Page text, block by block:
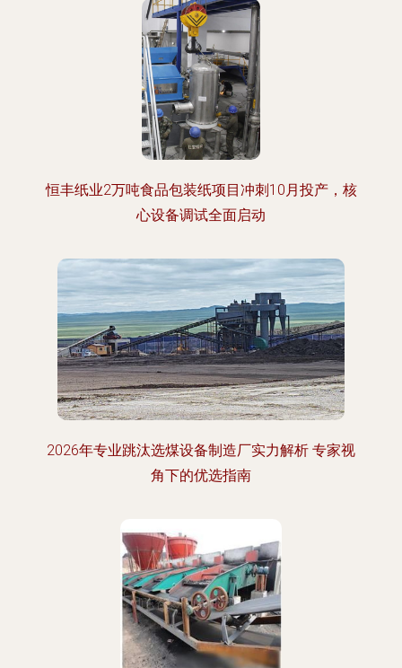
恒丰纸业2万吨食品包装纸项目冲刺10月投产，核
心设备调试全面启动
2026年专业跳汰选煤设备制造厂实力解析 专家视
角下的优选指南